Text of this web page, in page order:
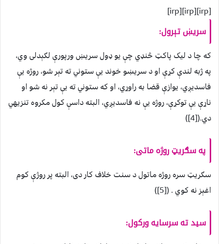
[irp][irp][irp]
سريښ تېرول:
که چا د ليک پاکټ څنډي چې يو ډول سريښ ورپورې لګېدلی وي،
په ژبه لندې کړې او د سريښو خوند يې ستوني ته تېر شو، روژه يې
فاسديږي، يوازې قضا به راوړي، او که ستوني ته يې تېر نه شو او
ناړې يې توکړې، روژه يې نه فاسديږي، البته داسې کول مکروه تنزيهي
دي.([4])
په سګريټ روژه ماتی:
سګريټ سره روژه ماتول د سنت خلاف کار دی، البته پر روژې کوم
اغېز نه کوي . ([5])
سيد ته سرسايه ورکول: